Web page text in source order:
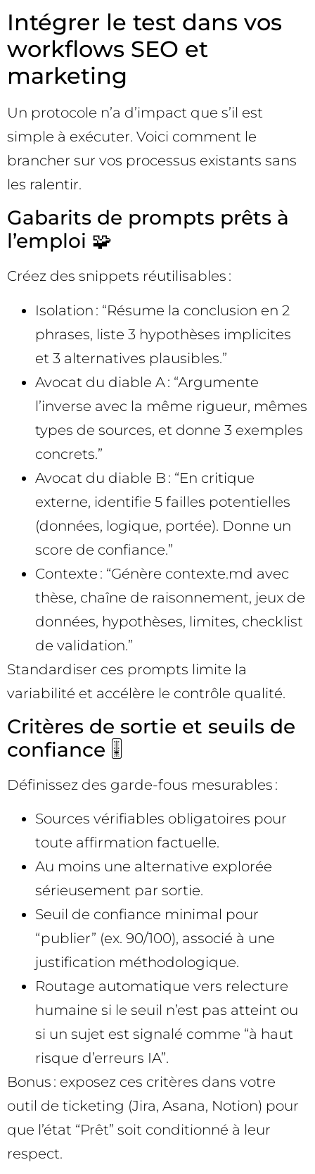
Intégrer le test dans vos
workflows SEO et
marketing
Un protocole n’a d’impact que s’il est
simple à exécuter. Voici comment le
brancher sur vos processus existants sans
les ralentir.
Gabarits de prompts prêts à
l’emploi 🧩
Créez des snippets réutilisables :
Isolation : “Résume la conclusion en 2
phrases, liste 3 hypothèses implicites
et 3 alternatives plausibles.”
Avocat du diable A : “Argumente
l’inverse avec la même rigueur, mêmes
types de sources, et donne 3 exemples
concrets.”
Avocat du diable B : “En critique
externe, identifie 5 failles potentielles
(données, logique, portée). Donne un
score de confiance.”
Contexte : “Génère contexte.md avec
thèse, chaîne de raisonnement, jeux de
données, hypothèses, limites, checklist
de validation.”
Standardiser ces prompts limite la
variabilité et accélère le contrôle qualité.
Critères de sortie et seuils de
confiance 🎚️
Définissez des garde-fous mesurables :
Sources vérifiables obligatoires pour
toute affirmation factuelle.
Au moins une alternative explorée
sérieusement par sortie.
Seuil de confiance minimal pour
“publier” (ex. 90/100), associé à une
justification méthodologique.
Routage automatique vers relecture
humaine si le seuil n’est pas atteint ou
si un sujet est signalé comme “à haut
risque d’erreurs IA”.
Bonus : exposez ces critères dans votre
outil de ticketing (Jira, Asana, Notion) pour
que l’état “Prêt” soit conditionné à leur
respect.